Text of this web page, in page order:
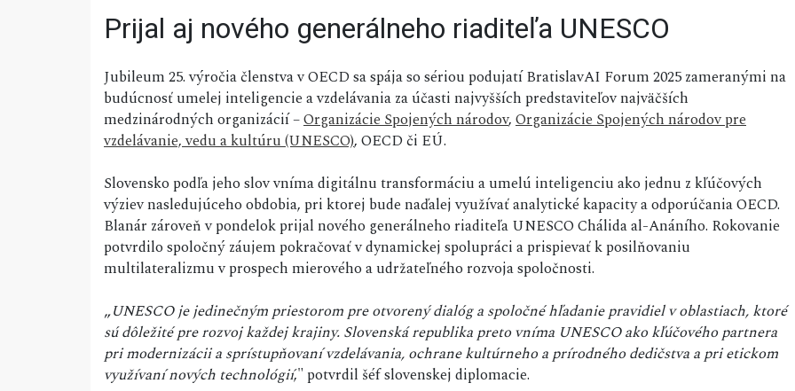
Prijal aj nového generálneho riaditeľa UNESCO
Jubileum 25. výročia členstva v OECD sa spája so sériou podujatí BratislavAI Forum 2025 zameranými na
budúcnosť umelej inteligencie a vzdelávania za účasti najvyšších predstaviteľov najväčších
medzinárodných organizácií –Organizácie Spojených národov,Organizácie Spojených národov pre
vzdelávanie, vedu a kultúru (UNESCO), OECD či EÚ.
Slovensko podľa jeho slov vníma digitálnu transformáciu a umelú inteligenciu ako jednu z kľúčových
výziev nasledujúceho obdobia, pri ktorej bude naďalej využívať analytické kapacity a odporúčania OECD.
Blanár zároveň v pondelok prijal nového generálneho riaditeľa UNESCO Chálida al-Anáního. Rokovanie
potvrdilo spoločný záujem pokračovať v dynamickej spolupráci a prispievať k posilňovaniu
multilateralizmu v prospech mierového a udržateľného rozvoja spoločnosti.
„UNESCO je jedinečným priestorom pre otvorený dialóg a spoločné hľadanie pravidiel v oblastiach, ktoré
sú dôležité pre rozvoj každej krajiny. Slovenská republika preto vníma UNESCO ako kľúčového partnera
pri modernizácii a sprístupňovaní vzdelávania, ochrane kultúrneho a prírodného dedičstva a pri etickom
využívaní nových technológií," potvrdil šéf slovenskej diplomacie.